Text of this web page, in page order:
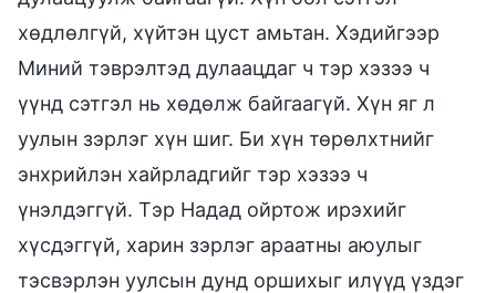
хөдлөлгүй, хүйтэн цуст амьтан. Хэдийгээр
Миний тэврэлтэд дулаацдаг ч тэр хэзээ ч
үүнд сэтгэл нь хөдөлж байгаагүй. Хүн яг л
уулын зэрлэг хүн шиг. Би хүн төрөлхтнийг
энхрийлэн хайрладгийг тэр хэзээ ч
үнэлдэггүй. Тэр Надад ойртож ирэхийг
хүсдэггүй, харин зэрлэг араатны аюулыг
тэсвэрлэн уулсын дунд оршихыг илүүд үздэг